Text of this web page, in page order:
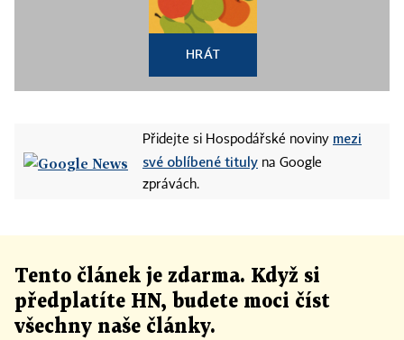
HRÁT
Přidejte si Hospodářské noviny mezi
své oblíbené tituly na Google
zprávách.
Tento článek je zdarma. Když si
předplatíte HN, budete moci číst
všechny naše články.